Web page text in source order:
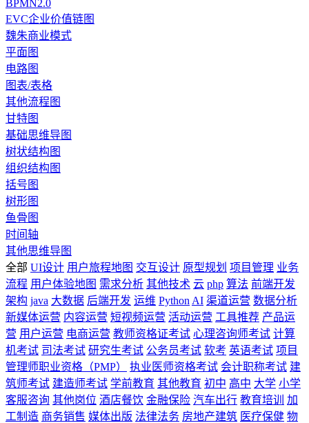
BPMN2.0
EVC企业价值链图
魏朱商业模式
平面图
电路图
图表/表格
其他流程图
甘特图
基础思维导图
树状结构图
组织结构图
括号图
树形图
鱼骨图
时间轴
其他思维导图
全部 UI设计 用户旅程地图 交互设计 原型规划 项目管理 业务
流程 用户体验地图 需求分析 其他技术 云 php 算法 前端开发
架构 java 大数据 后端开发 运维 Python AI 渠道运营 数据分析
新媒体运营 内容运营 短视频运营 活动运营 工具推荐 产品运
营 用户运营 电商运营 教师资格证考试 心理咨询师考试 计算
机考试 司法考试 研究生考试 公务员考试 软考 英语考试 项目
管理师职业资格（PMP）
执业医师资格考试 会计职称考试 建
筑师考试 建造师考试 学前教育 其他教育 初中 高中 大学 小学
客服咨询 其他岗位 酒店餐饮 金融保险 汽车出行 教育培训
加
工制造 商务销售 媒体出版 法律法务 房地产建筑 医疗保健 物